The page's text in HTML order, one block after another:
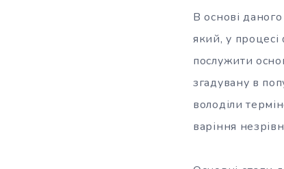
В основі
який, у
послужити
згадувану в
володіли
варіння